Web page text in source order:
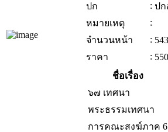
ปก
: ป
หมายเหตุ
:
จำนวนหน้า
:
ราคา
:
ชื่อเรื่อง
๖๗ เทศนา
พระธรรมเทศนา
การคณะสงฆ์ภาค 6